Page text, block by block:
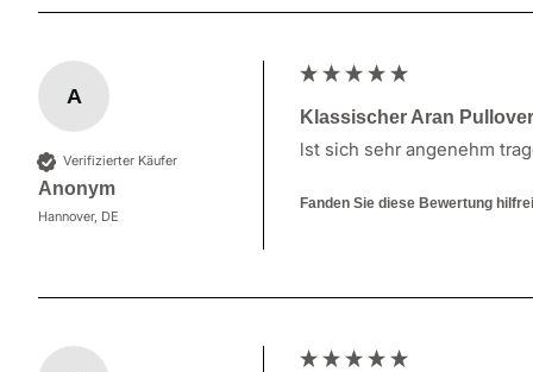
A
Verifizierter Käufer
Anonym
Hannover, DE
Klassischer Aran
lst sich sehr angenehm
Fanden Sie diese Bewertung